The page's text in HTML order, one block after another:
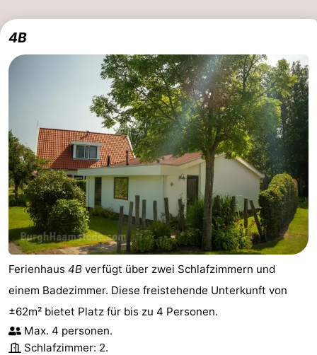
4B
Ferienhaus 4B verfügt über zwei Schlafzimmern und
einem Badezimmer. Diese freistehende Unterkunft von
±62m² bietet Platz für bis zu 4 Personen.
Max. 4 personen.
Schlafzimmer: 2.